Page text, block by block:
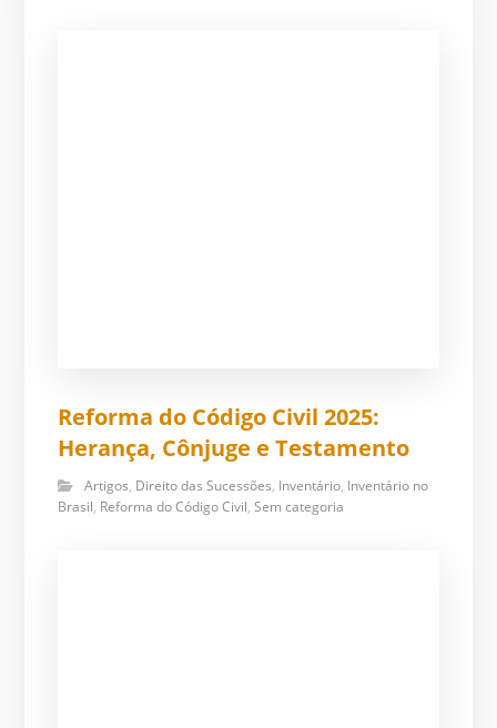
Reforma do Código Civil 2025:
Herança, Cônjuge e Testamento
Artigos, Direito das Sucessões, Inventário, Inventário no
Brasil, Reforma do Código Civil,Sem categoria